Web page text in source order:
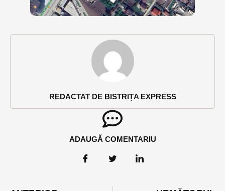
REDACTAT DE BISTRIȚA EXPRESS
ADAUGĂ COMENTARIU